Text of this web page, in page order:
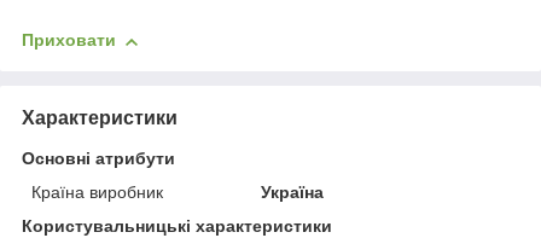
Приховати
Характеристики
Основні атрибути
Країна виробник
Україна
Користувальницькі характеристики